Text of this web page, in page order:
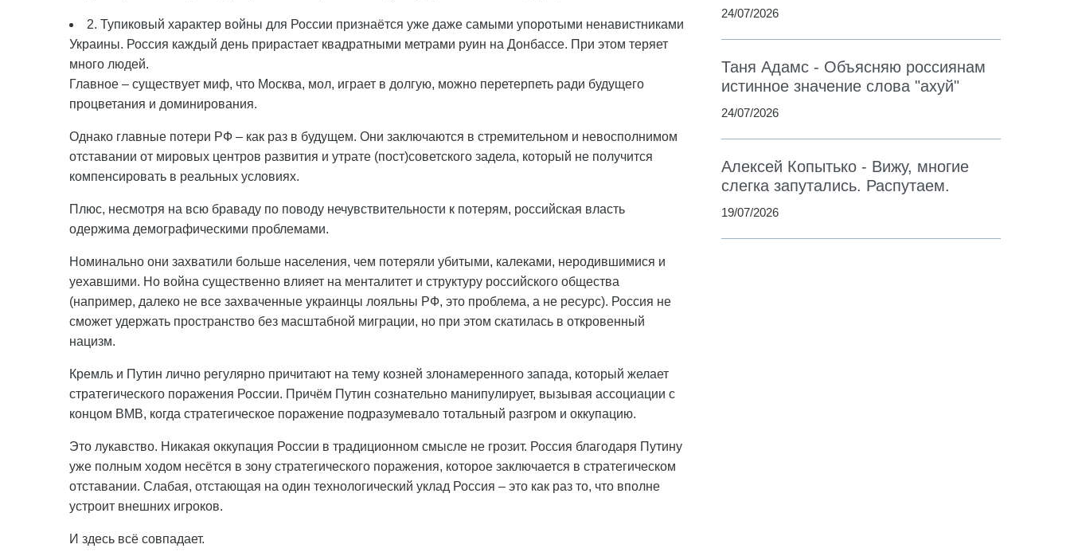
2. Тупиковый характер войны для России признаётся уже даже самыми упоротыми ненавистниками
Украины. Россия каждый день прирастает квадратными метрами руин на Донбассе. При этом теряет
много людей.
Главное – существует миф, что Москва, мол, играет в долгую, можно перетерпеть ради будущего
процветания и доминирования.
Однако главные потери РФ – как раз в будущем. Они заключаются в стремительном и невосполнимом
отставании от мировых центров развития и утрате (пост)советского задела, который не получится
компенсировать в реальных условиях.
Плюс, несмотря на всю браваду по поводу нечувствительности к потерям, российская власть
одержима демографическими проблемами.
Номинально они захватили больше населения, чем потеряли убитыми, калеками, неродившимися и
уехавшими. Но война существенно влияет на менталитет и структуру российского общества
(например, далеко не все захваченные украинцы лояльны РФ, это проблема, а не ресурс). Россия не
сможет удержать пространство без масштабной миграции, но при этом скатилась в откровенный
нацизм.
Кремль и Путин лично регулярно причитают на тему козней злонамеренного запада, который желает
стратегического поражения России. Причём Путин сознательно манипулирует, вызывая ассоциации с
концом ВМВ, когда стратегическое поражение подразумевало тотальный разгром и оккупацию.
Это лукавство. Никакая оккупация России в традиционном смысле не грозит. Россия благодаря Путину
уже полным ходом несётся в зону стратегического поражения, которое заключается в стратегическом
отставании. Слабая, отстающая на один технологический уклад Россия – это как раз то, что вполне
устроит внешних игроков.
И здесь всё совпадает.
24/07/2026
Таня Адамс - Объясняю россиянам
истинное значение слова "ахуй"
24/07/2026
Алексей Копытько - Вижу, многие
слегка запутались. Распутаем.
19/07/2026